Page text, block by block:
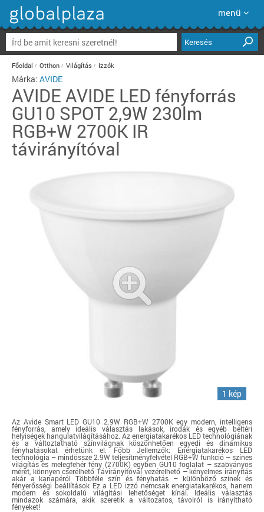
menü
Keresés
Főoldal Otthon Világítás Izzók
Márka: AVIDE
AVIDE AVIDE LED fényforrás
GU10 SPOT 2,9W 230lm
RGB+W 2700K IR
távirányítóval
1 kép
Az Avide Smart LED GU10 2.9W RGB+W 2700K egy modern, intelligens
fényforrás, amely ideális választás lakások, irodák és egyéb beltéri
helyiségek hangulatvilágításához. Az energiatakarékos LED technológiának
és a változtatható színvilágnak köszönhetően egyedi és dinamikus
fényhatásokat érhetünk el. Főbb Jellemzők: Energiatakarékos LED
technológia – mindössze 2.9W teljesítményfelvétel RGB+W funkció – színes
világítás és melegfehér fény (2700K) egyben GU10 foglalat – szabványos
méret, könnyen cserélhető Távirányítóval vezérelhető – kényelmes irányítás
akár a kanapéról Többféle szín és fényhatás – különböző színek és
fényerősségi beállítások Ez a LED izzó nemcsak energiatakarékos, hanem
modern és sokoldalú világítási lehetőséget kínál. Ideális választás
mindazok számára, akik szeretik a változatos, távolról is irányítható
fényeket!